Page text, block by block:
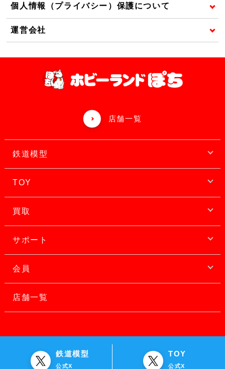
個人情報（プライバシー）保護について
運営会社
店舗一覧
鉄道模型
TOY
買取
サポート
会員
店舗一覧
鉄道模型
公式X
TOY
公式X